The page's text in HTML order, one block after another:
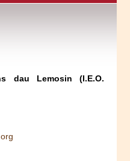
dau Lemosin (I.E.O.